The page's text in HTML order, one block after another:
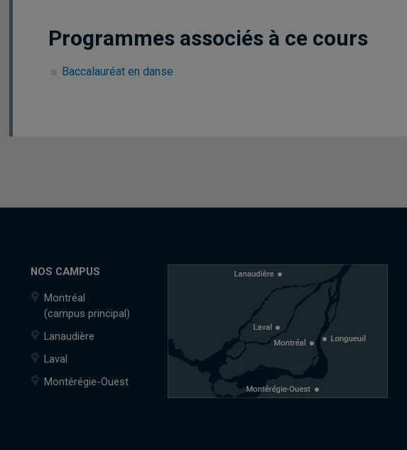
Programmes associés à ce cours
Baccalauréat en danse
NOS CAMPUS
Montréal
(campus principal)
Lanaudière
Laval
Montérégie-Ouest